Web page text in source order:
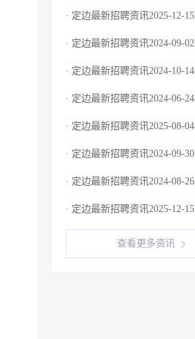
· 定边最新招聘资讯2025-12-15
· 定边最新招聘资讯2024-09-02
· 定边最新招聘资讯2024-10-14
· 定边最新招聘资讯2024-06-24
· 定边最新招聘资讯2025-08-04
· 定边最新招聘资讯2024-09-30
· 定边最新招聘资讯2024-08-26
· 定边最新招聘资讯2025-12-15
查看更多资讯